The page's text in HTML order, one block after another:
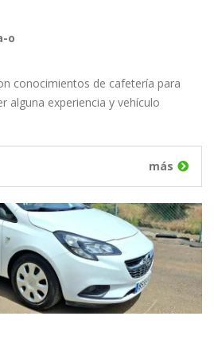
o
conocimientos de cafetería para
alguna experiencia y vehículo
más